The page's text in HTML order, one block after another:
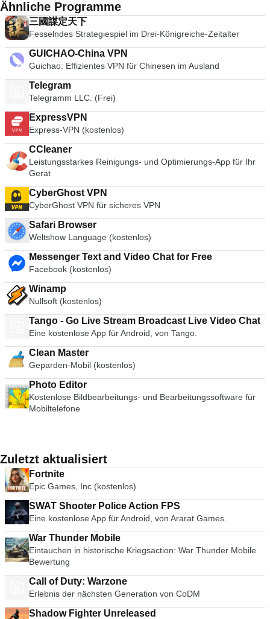
Ähnliche Programme
三國謀定天下
Fesselndes Strategiespiel im Drei-Königreiche-Zeitalter
GUICHAO-China VPN
Guichao: Effizientes VPN für Chinesen im Ausland
Telegram
Telegramm LLC. (Frei)
ExpressVPN
Express-VPN (kostenlos)
CCleaner
Leistungsstarkes Reinigungs- und Optimierungs-App für Ihr
Gerät
CyberGhost VPN
CyberGhost VPN für sicheres VPN
Safari Browser
Weltshow Language (kostenlos)
Messenger Text and Video Chat for Free
Facebook (kostenlos)
Winamp
Nullsoft (kostenlos)
Tango - Go Live Stream Broadcast Live Video Chat
Eine kostenlose App für Android, von Tango.
Clean Master
Geparden-Mobil (kostenlos)
Photo Editor
Kostenlose Bildbearbeitungs- und Bearbeitungssoftware für
Mobiltelefone
Zuletzt aktualisiert
Fortnite
Epic Games, Inc (kostenlos)
SWAT Shooter Police Action FPS
Eine kostenlose App für Android, von Ararat Games.
War Thunder Mobile
Eintauchen in historische Kriegsaction: War Thunder Mobile
Bewertung
Call of Duty: Warzone
Erlebnis der nächsten Generation von CoDM
Shadow Fighter Unreleased